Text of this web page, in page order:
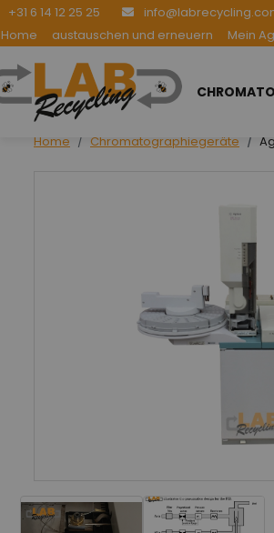
+31 6 14 12 25 25
Home
austauschen und erneuern Mein
Home Chromatographiegeräte